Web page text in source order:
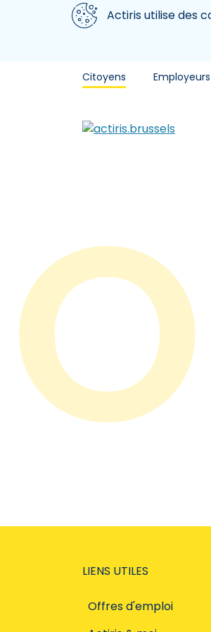
Aller au contenu principal
Nous utilisons des cookies
Actiris utilise des
Citoyens Employeurs
LIENS UTILES
Offres d'emploi